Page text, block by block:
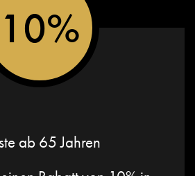
10%
ab 65 Jahren